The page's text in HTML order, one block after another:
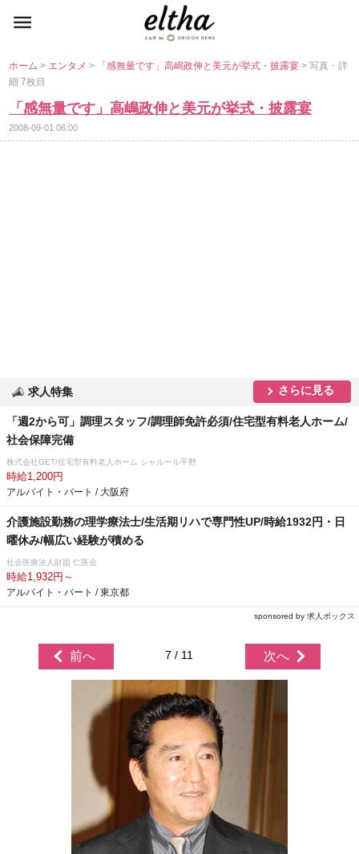
ホーム> エンタメ> 「感無量です」高嶋政伸と美元が挙式・披露宴> 写真・詳
細 7枚目
「感無量です」高嶋政伸と美元が挙式・披露宴
2008-09-01 06:00
求人特集 さらに見る
「週2から可」調理スタッフ/調理師免許必須/住宅型有料老人ホーム/
社会保障完備
株式会社GET/住宅型有料老人ホーム シャルール平野
時給1,200円
アルバイト・パート / 大阪府
介護施設勤務の理学療法士/生活期リハで専門性UP/時給1932円・日
曜休み/幅広い経験が積める
社会医療法人財団 仁医会
時給1,932円～
アルバイト・パート / 東京都
sponsored by 求人ボックス
前へ 7 / 11 次へ